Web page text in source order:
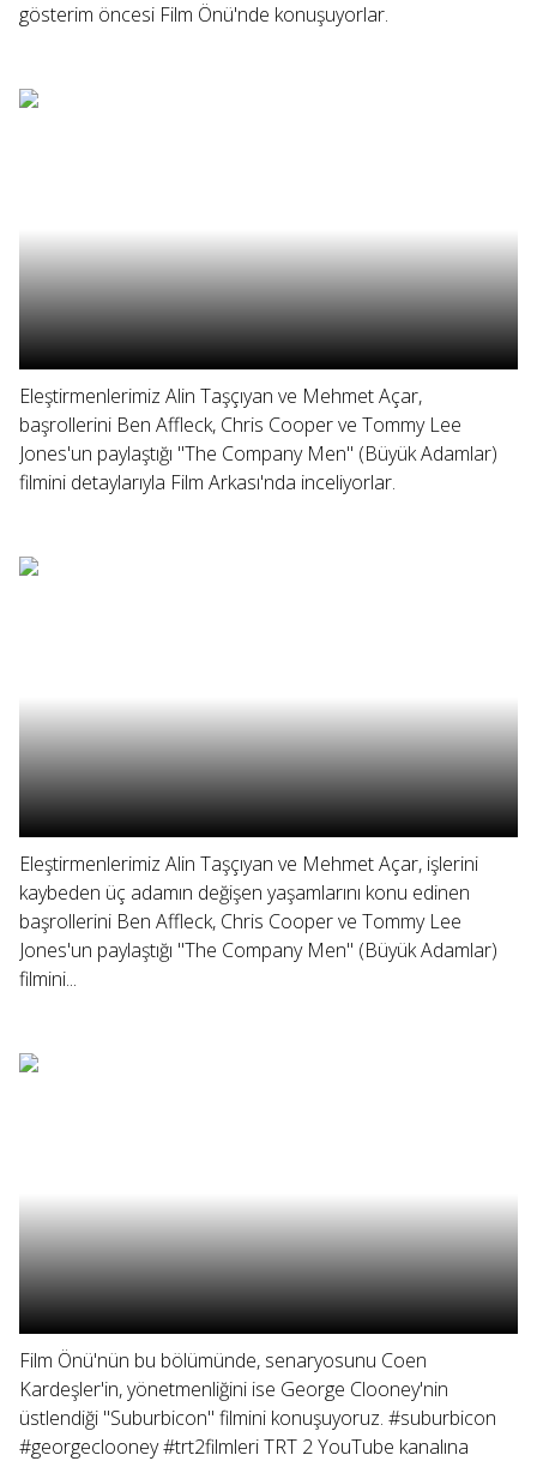
gösterim öncesi Film Önü'nde konuşuyorlar.
Eleştirmenlerimiz Alin Taşçıyan ve Mehmet Açar,
başrollerini Ben Affleck, Chris Cooper ve Tommy Lee
Jones'un paylaştığı "The Company Men" (Büyük Adamlar)
filmini detaylarıyla Film Arkası'nda inceliyorlar.
Eleştirmenlerimiz Alin Taşçıyan ve Mehmet Açar, işlerini
kaybeden üç adamın değişen yaşamlarını konu edinen
başrollerini Ben Affleck, Chris Cooper ve Tommy Lee
Jones'un paylaştığı "The Company Men" (Büyük Adamlar)
filmini...
Film Önü'nün bu bölümünde, senaryosunu Coen
Kardeşler'in, yönetmenliğini ise George Clooney'nin
üstlendiği "Suburbicon" filmini konuşuyoruz. #suburbicon
#georgeclooney #trt2filmleri TRT 2 YouTube kanalına